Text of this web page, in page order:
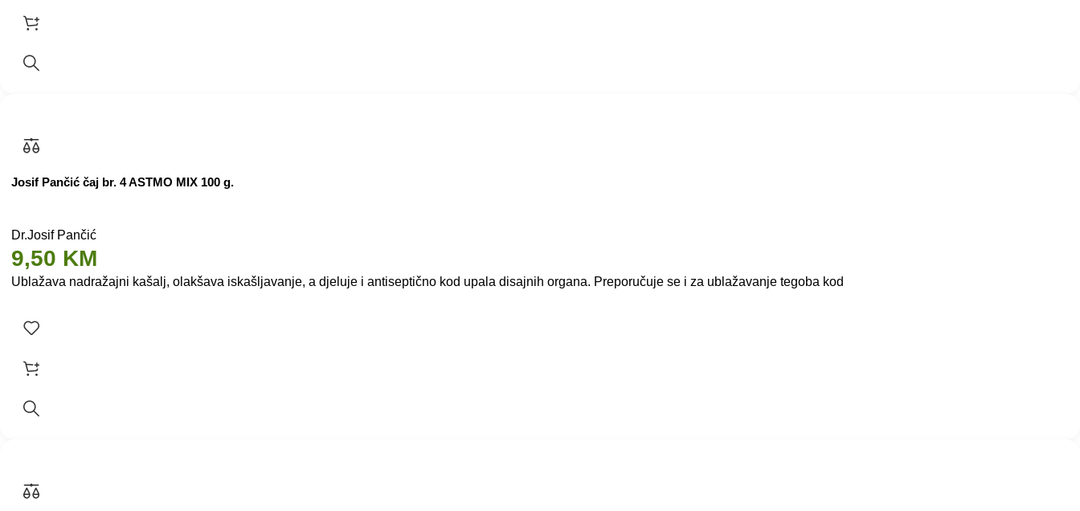
Josif Pančić čaj br. 4 ASTMO MIX 100 g.
Dr.Josif Pančić
9,50 KM
Ublažava nadražajni kašalj, olakšava iskašljavanje, a djeluje i antiseptično kod upala disajnih organa. Preporučuje se i za ublažavanje tegoba kod